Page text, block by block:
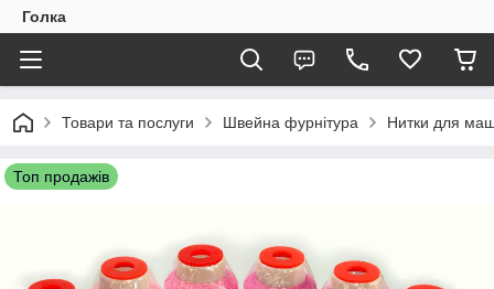
Голка
Товари та послуги Швейна фурнітура Нитки для
Топ продажів